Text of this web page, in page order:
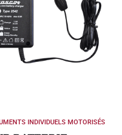
INDIVIDUELS MOTORISÉS